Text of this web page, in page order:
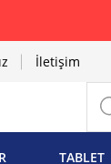
İletişim
TABLET